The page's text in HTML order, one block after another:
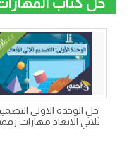
حل الوحدة الاولى
ثلاثي الابعاد مهارات